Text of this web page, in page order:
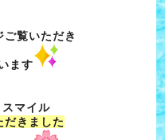
ご覧いただき
ます
マイル
だきました